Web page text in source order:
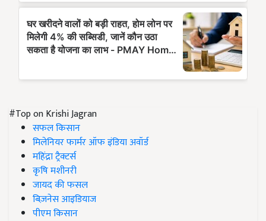
#Top on Krishi Jagran
सफल किसान
मिलेनियर फार्मर ऑफ इंडिया अवॉर्ड
महिंद्रा ट्रैक्टर्स
कृषि मशीनरी
जायद की फसल
बिज़नेस आइडियाज
पीएम किसान